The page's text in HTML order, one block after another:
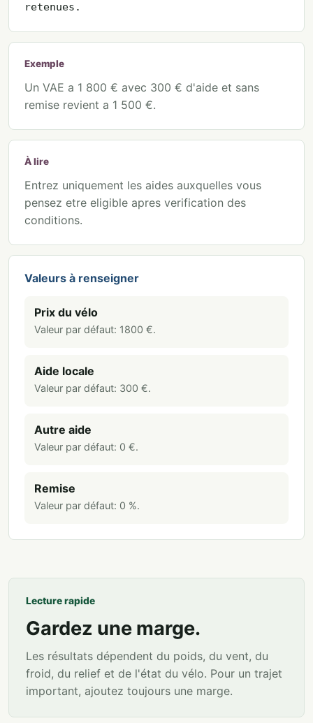
retenues.
Exemple
Un VAE a 1 800 € avec 300 € d'aide et sans
remise revient a 1 500 €.
À lire
Entrez uniquement les aides auxquelles vous
pensez etre eligible apres verification des
conditions.
Valeurs à renseigner
Prix du vélo
Valeur par défaut: 1800 €.
Aide locale
Valeur par défaut: 300 €.
Autre aide
Valeur par défaut: 0 €.
Remise
Valeur par défaut: 0 %.
Lecture rapide
Gardez une marge.
Les résultats dépendent du poids, du vent, du
froid, du relief et de l'état du vélo. Pour un trajet
important, ajoutez toujours une marge.